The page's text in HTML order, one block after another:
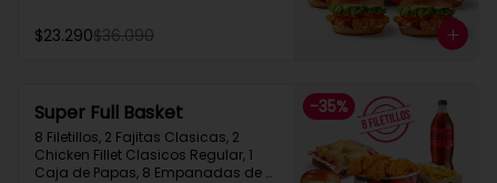
$23.290$36.090
-35%
Super Full Basket
8 Filetillos, 2 Fajitas Clasicas, 2
Chicken Fillet Clasicos Regular, 1
Caja de Papas, 8 Empanadas de